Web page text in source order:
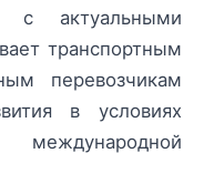
с актуальными
транспортным
перевозчикам
в условиях